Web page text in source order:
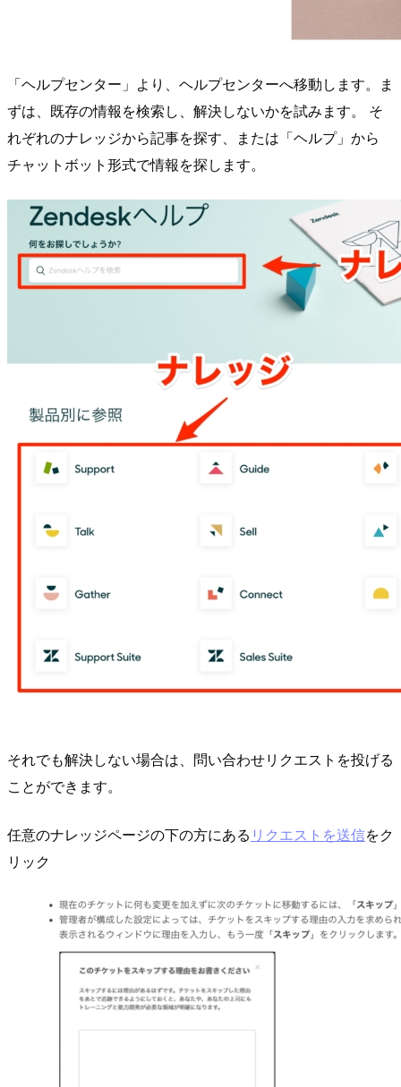
「ヘルプセンター」より、ヘルプセンターへ移動します。ま
ずは、既存の情報を検索し、解決しないかを試みます。 そ
れぞれのナレッジから記事を探す、または「ヘルプ」から
チャットボット形式で情報を探します。
それでも解決しない場合は、問い合わせリクエストを投げる
ことができます。
任意のナレッジページの下の方にある リクエストを送信をク
リック